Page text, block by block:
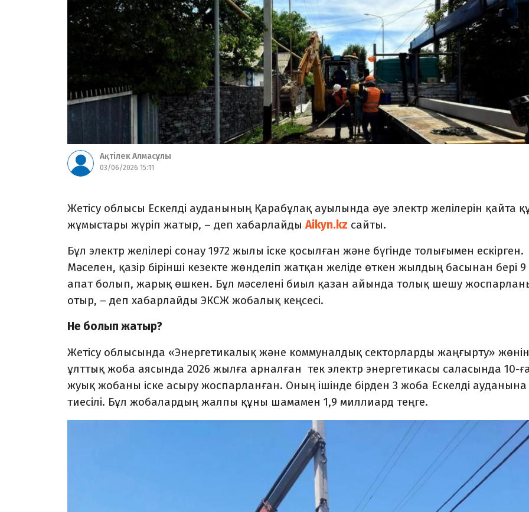
Ақтілек Алмасұлы
03/06/2026 15:11
Жетісу облысы Ескелді ауданының Қарабұлақ ауылында әуе электр желілерін қайта
жұмыстары жүріп жатыр, – деп хабарлайдыAikyn.kz сайты.
Бұл электр желілері сонау 1972 жылы іске қосылған және бүгінде толығымен ескірген.
Мәселен, қазір бірінші кезекте жөнделіп жатқан желіде өткен жылдың басынан бері 9
апат болып, жарық өшкен. Бұл мәселені биыл қазан айында толық шешу
отыр, – деп хабарлайды ЭКСЖ жобалық кеңсесі.
Не болып жатыр?
Жетісу облысында «Энергетикалық және коммуналдық секторларды жаңғырту»
ұлттық жоба аясында 2026 жылға арналған тек электр энергетикасы саласында 10-
жуық жобаны іске асыру жоспарланған. Оның ішінде бірден 3 жоба Ескелді ауданына
тиесілі. Бұл жобалардың жалпы құны шамамен 1,9 миллиард теңге.